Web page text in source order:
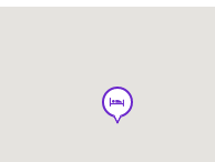
hotel